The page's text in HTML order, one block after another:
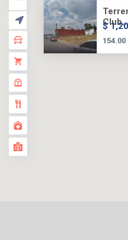
Club...
$
154.00